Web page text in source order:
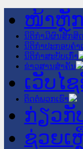
ໜ້າຫຼັກ
ນິຕິກໍາມີຜົນສັກສິດ
ນິຕິກໍາປະກອບຄໍາ
ນິຕິກໍາສະບັບເກົ່າ
ຂ່າວສານສໍາຄັນ
ເວັບໄ
ຕິດຕໍ່ພວກເຮົາ
ກ່ຽວກັ
ຊ່ວຍເ